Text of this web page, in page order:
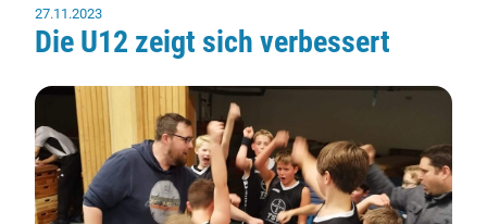
27.11.2023
Die U12 zeigt sich verbessert